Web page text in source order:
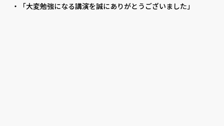
・「大変勉強になる講演を誠にありがとうございました」